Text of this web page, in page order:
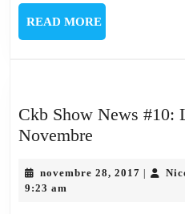
READ MOREREAD
MORE
Ckb Show News #10:
Novembre
News
novembre 28, 2017 |
9:23 am